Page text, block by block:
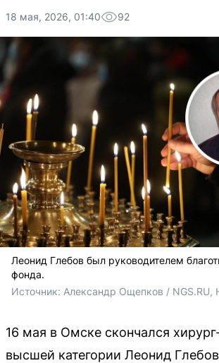
18 мая, 2026, 01:40 92
Леонид Глебов был руководителем
фонда.
Источник: Александр Ощепков / NGS.RU,
16 мая в Омске скончался
высшей категории Леонид